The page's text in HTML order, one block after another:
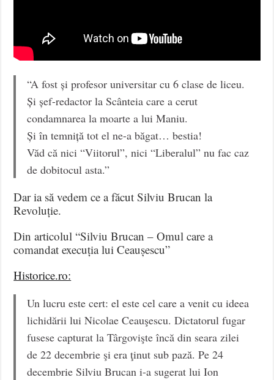
“A fost și profesor universitar cu 6 clase de liceu.
Și șef-redactor la Scânteia care a cerut
condamnarea la moarte a lui Maniu.
Și în temniță tot el ne-a băgat… bestia!
Văd că nici “Viitorul”, nici “Liberalul” nu fac caz
de dobitocul asta.”
Dar ia să vedem ce a făcut Silviu Brucan la
Revoluție.
Din articolul “Silviu Brucan – Omul care a
comandat execuția lui Ceaușescu”
Historice.ro:
Un lucru este cert: el este cel care a venit cu ideea
lichidării lui Nicolae Ceauşescu. Dictatorul fugar
fusese capturat la Târgovişte încă din seara zilei
de 22 decembrie şi era ţinut sub pază. Pe 24
decembrie Silviu Brucan i-a sugerat lui Ion